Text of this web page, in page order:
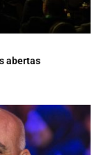
abertas